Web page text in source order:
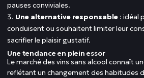
pauses conviviales.
Une alternative responsable: idéal
conduisent ou souhaitent limiter leur
sacrifier le plaisir gustatif.
Une tendance en plein essor
Le marché des vins sans alcool connaît
reflétant un changement des habitudes